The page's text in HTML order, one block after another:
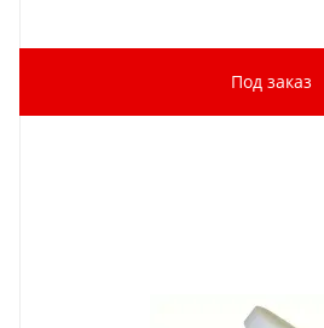
Под заказ